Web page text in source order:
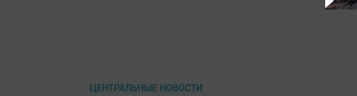
ЦЕНТРАЛЬНЫЕ НОВОСТИ